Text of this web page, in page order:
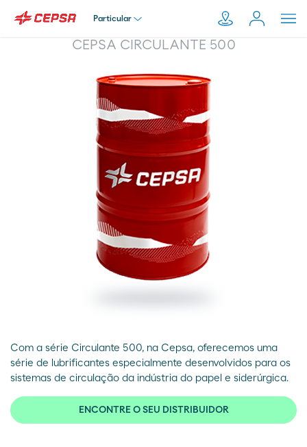
Particular
Empresa
Distribuidor
Transportador
CEPSA CIRCULANTE 500
Com a série Circulante 500, na Cepsa, oferecemos uma
série de lubrificantes especialmente desenvolvidos para os
sistemas de circulação da indústria do papel e siderúrgica.
ENCONTRE O SEU DISTRIBUIDOR